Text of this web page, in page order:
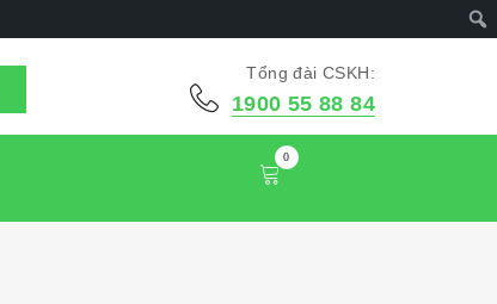
Tổng đài CSKH:
1900 55 88 84
0